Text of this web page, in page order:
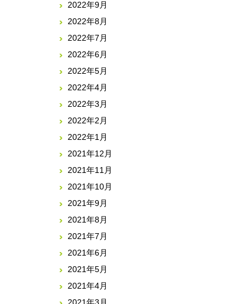
2022年9月
2022年8月
2022年7月
2022年6月
2022年5月
2022年4月
2022年3月
2022年2月
2022年1月
2021年12月
2021年11月
2021年10月
2021年9月
2021年8月
2021年7月
2021年6月
2021年5月
2021年4月